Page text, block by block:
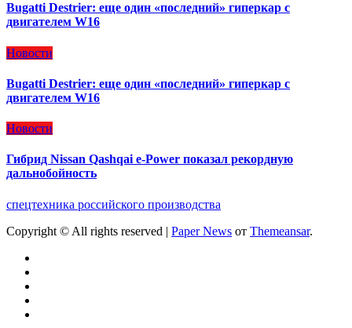
Bugatti Destrier: еще один «последний» гиперкар с
двигателем W16
Новости
Bugatti Destrier: еще один «последний» гиперкар с
двигателем W16
Новости
Гибрид Nissan Qashqai e-Power показал рекордную
дальнобойность
спецтехника российского производства
Copyright © All rights reserved | Paper News от Themeansar.